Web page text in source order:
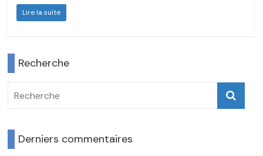
Lire la suite
Recherche
Derniers commentaires